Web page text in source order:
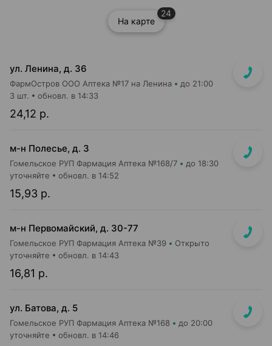
На карте
24
ул. Ленина, д. 36
ФармОстров ООО Аптека №17 на Ленина до 21:00
24,12 р.
3 шт. обновл. в 14:33
м-н Полесье, д. 3
Гомельское РУП Фармация Аптека №168/7 до 18:30
15,93 р.
уточняйте обновл. в 14:52
м-н Первомайский, д. 30-77
Гомельское РУП Фармация Аптека №39 Открыто
16,81 р.
уточняйте обновл. в 14:43
ул. Батова, д. 5
Гомельское РУП Фармация Аптека №168 до 20:00
уточняйте обновл. в 14:46